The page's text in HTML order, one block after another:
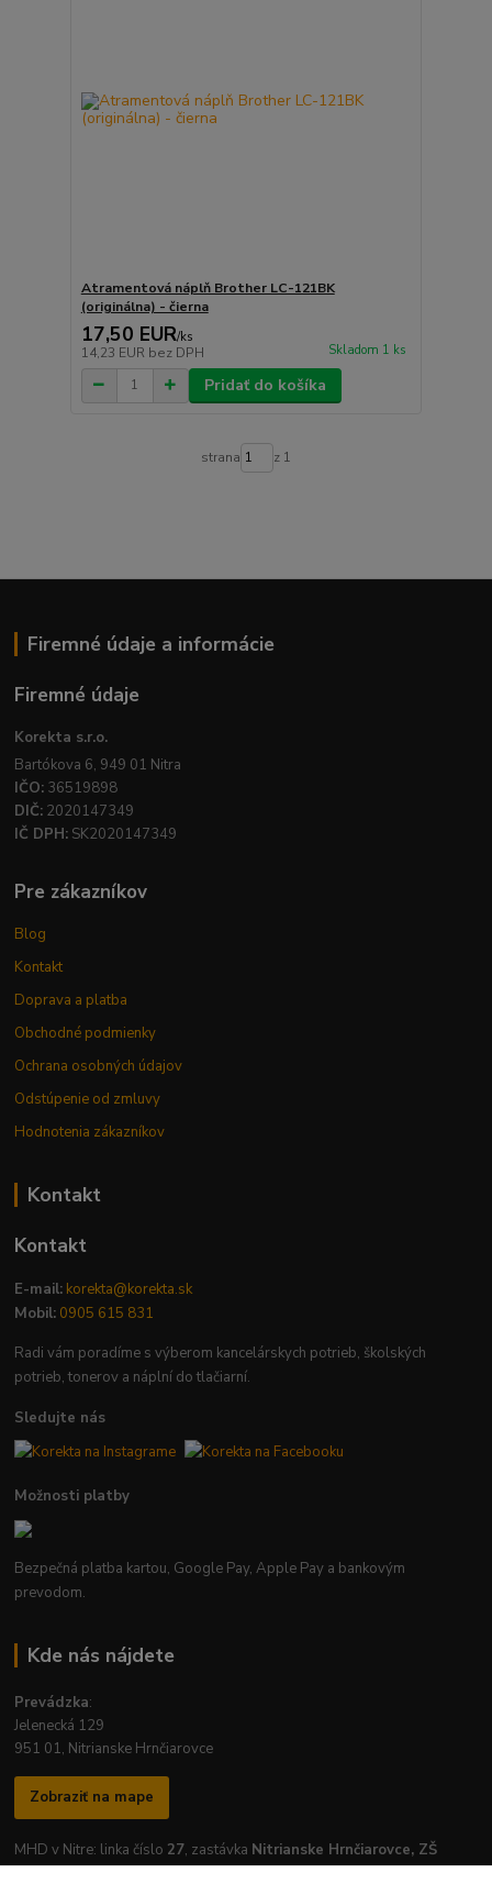
Atramentová náplň Brother LC-121BK
(originálna) - čierna
17,50 EUR/ks
14,23 EUR bez DPH Skladom 1 ks
Pridať do košíka
strana z 1
Firemné údaje a informácie
Firemné údaje
Korekta s.r.o.
Bartókova 6, 949 01 Nitra
IČO: 36519898
DIČ: 2020147349
IČ DPH: SK2020147349
Pre zákazníkov
Blog
Kontakt
Doprava a platba
Obchodné podmienky
Ochrana osobných údajov
Odstúpenie od zmluvy
Hodnotenia zákazníkov
Kontakt
Kontakt
E-mail: korekta@korekta.sk
Mobil: 0905 615 831
Radi vám poradíme s výberom kancelárskych potrieb, školských
potrieb, tonerov a náplní do tlačiarní.
Sledujte nás
Možnosti platby
Bezpečná platba kartou, Google Pay, Apple Pay a bankovým
prevodom.
Kde nás nájdete
Prevádzka:
Jelenecká 129
951 01, Nitrianske Hrnčiarovce
Zobraziť na mape
MHD v Nitre: linka číslo 27, zastávka Nitrianske Hrnčiarovce, ZŠ